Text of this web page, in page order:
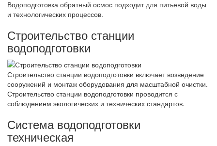
Водоподготовка обратный осмос подходит для питьевой воды
и технологических процессов.
Строительство станции
водоподготовки
Строительство станции водоподготовки включает возведение
сооружений и монтаж оборудования для масштабной очистки.
Строительство станции водоподготовки проводится с
соблюдением экологических и технических стандартов.
Система водоподготовки
техническая